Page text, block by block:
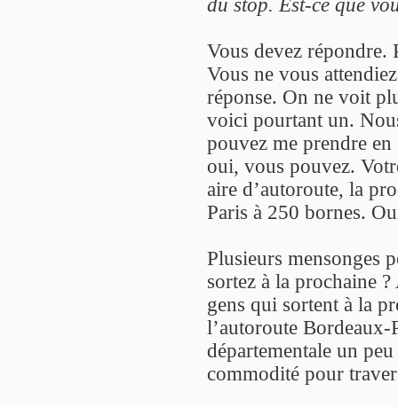
Vous devez répondre.
Vous ne vous
réponse. On ne voit
voici pourtant un.
pouvez me prendre
oui, vous pouvez.
aire d’autoroute, la
Paris à 250 bornes.
Plusieurs mensonges
sortez à la prochaine
gens qui sortent à la
l’autoroute Bordeaux-
départementale un
commodité pour